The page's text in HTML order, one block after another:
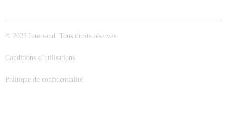
© 2023 Intersand. Tous droits réservés.
Conditions d’utilisations
Politique de confidentialité